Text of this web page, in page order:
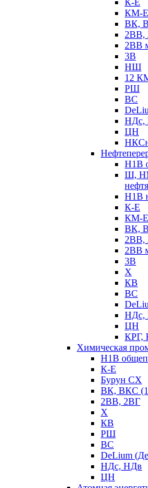
К-Е
КМ-Е
ВК,
2ВВ,
2ВВ
3В
НШ
12
РШ
ВС
НДс,
ЦН
Н1В
Ш,
Н1В
К-Е
КМ-Е
ВК,
2ВВ,
2ВВ
3В
Х
КВ
ВС
НДс,
ЦН
КРГ,
Химическая
Н1В
К-Е
Бурун СХ
ВК, ВКС
2ВВ, 2ВГ
Х
КВ
РШ
ВС
DeLium
НДс, НДв
ЦН